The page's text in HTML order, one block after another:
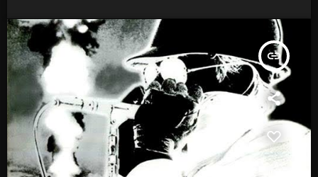
insert_link